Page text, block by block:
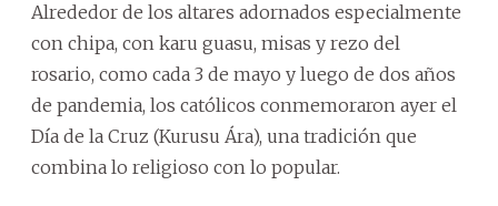
Alrededor de los altares adornados especialmente
con chipa, con karu guasu, misas y rezo del
rosario, como cada 3 de mayo y luego de dos años
de pandemia, los católicos conmemoraron ayer el
Día de la Cruz (Kurusu Ára), una tradición que
combina lo religioso con lo popular.